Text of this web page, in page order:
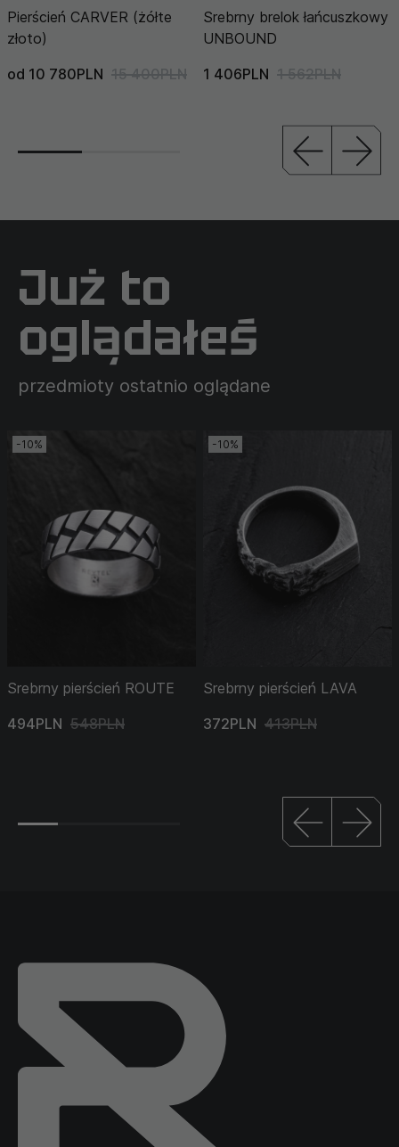
Pierścień CARVER (żółte
złoto)
od 10 780PLN 15 400PLN
Srebrny brelok łańcuszkowy
UNBOUND
1 406PLN 1 562PLN
Już to
oglądałeś
przedmioty ostatnio oglądane
-10%
Srebrny pierścień ROUTE
494PLN 548PLN
-10%
Srebrny pierścień LAVA
372PLN 413PLN